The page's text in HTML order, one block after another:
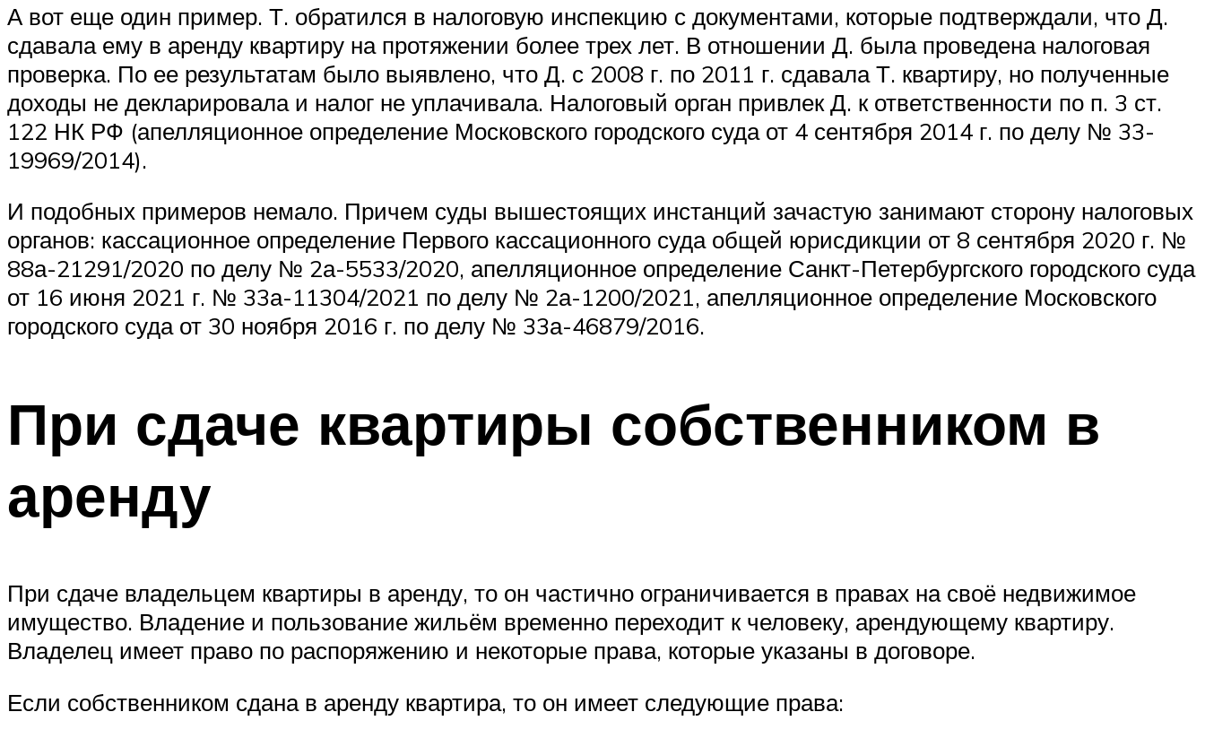
А вот еще один пример. Т. обратился в налоговую инспекцию с документами, которые подтверждали, что Д.
сдавала ему в аренду квартиру на протяжении более трех лет. В отношении Д. была проведена налоговая
проверка. По ее результатам было выявлено, что Д. с 2008 г. по 2011 г. сдавала Т. квартиру, но полученные
доходы не декларировала и налог не уплачивала. Налоговый орган привлек Д. к ответственности по п. 3 ст.
122 НК РФ (апелляционное определение Московского городского суда от 4 сентября 2014 г. по делу № 33-
19969/2014).
И подобных примеров немало. Причем суды вышестоящих инстанций зачастую занимают сторону налоговых
органов: кассационное определение Первого кассационного суда общей юрисдикции от 8 сентября 2020 г. №
88а-21291/2020 по делу № 2а-5533/2020, апелляционное определение Санкт-Петербургского городского суда
от 16 июня 2021 г. № 33а-11304/2021 по делу № 2а-1200/2021, апелляционное определение Московского
городского суда от 30 ноября 2016 г. по делу № 33а-46879/2016.
При сдаче квартиры собственником в
аренду
При сдаче владельцем квартиры в аренду, то он частично ограничивается в правах на своё недвижимое
имущество. Владение и пользование жильём временно переходит к человеку, арендующему квартиру.
Владелец имеет право по распоряжению и некоторые права, которые указаны в договоре.
Если собственником сдана в аренду квартира, то он имеет следующие права: